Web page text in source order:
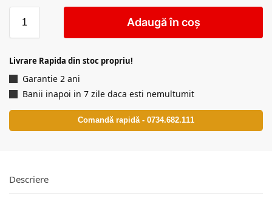
Adaugă în coș
Livrare Rapida din stoc propriu!
Garantie 2 ani
Banii inapoi in 7 zile daca esti nemultumit
Comandă rapidă - 0734.682.111
Descriere